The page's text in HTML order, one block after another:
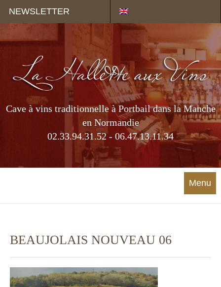
NEWSLETTER
Cave à vins traditionnelle à Portbail dans la Manche
en Normandie
02.33.94.31.52 - 06.47.13.11.34
Menu
BEAUJOLAIS NOUVEAU 06
Panneau de gestion des cookies